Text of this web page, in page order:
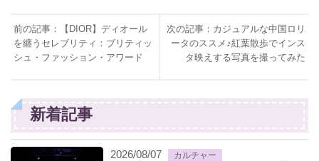
前の記事：【DIOR】ディオール
を纏うセレブリティ：ブリティッ
シュ・ファッション・アワード
次の記事：カジュアルな中国ロリ
ータのススメ♪紅葉散歩でインス
タ映えする写真を撮ってみた
新着記事
2026/08/07 カルチャー